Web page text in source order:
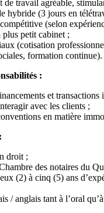
travail agréable,
hybride (3 jours en
(selon
plus petit cabinet ;
(cotisation
formation continue).
:
et transactions
avec les clients ;
en matière
droit ;
des notaires du
(2) à cinq (5) ans
/ anglais tant à l’oral